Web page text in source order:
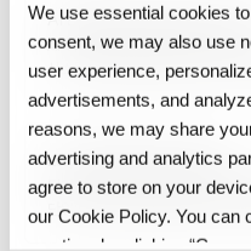
We use essential cookies
consent, we may also use
user experience,
advertisements, and
reasons, we may share
advertising and analytics
agree to store on your
our Cookie Policy. You can
any time by clicking
AI Data Governance
AI 데이터 거버넌스 계층(AI
시스템에서 사용하는 데이터의 접
규정 준수를 통합 관리하는 아키
정책, 민감도 분류, 사용 내역 추적
코드로 강제합니다.…
Layer (deep learning)
딥러닝의 계층(Layer)은 입력을
단위입니다. 완전 연결
(Recurrent), 어텐션